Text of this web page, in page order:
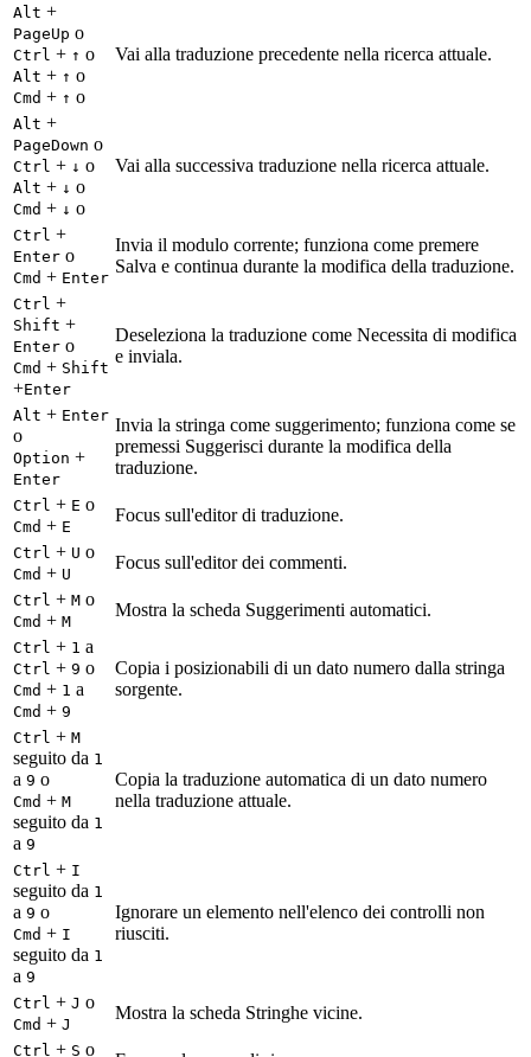
Alt +
PageUp o
Ctrl + ↑ o
Alt + ↑ o
Cmd + ↑ o
Vai alla traduzione precedente nella ricerca attuale.
Alt +
PageDown o
Ctrl + ↓ o
Alt + ↓ o
Cmd + ↓ o
Vai alla successiva traduzione nella ricerca attuale.
Ctrl +
Enter o
Cmd + Enter
Invia il modulo corrente; funziona come premere
Salva e continua durante la modifica della traduzione.
Ctrl +
Shift +
Enter o
Cmd + Shift
+Enter
Deseleziona la traduzione come Necessita di modifica
e inviala.
Alt + Enter
o
Option +
Enter
Invia la stringa come suggerimento; funziona come se
premessi Suggerisci durante la modifica della
traduzione.
Ctrl + E o
Cmd + E
Focus sull'editor di traduzione.
Ctrl + U o
Cmd + U
Focus sull'editor dei commenti.
Ctrl + M o
Cmd + M
Mostra la scheda Suggerimenti automatici.
Ctrl + 1 a
Ctrl + 9 o
Cmd + 1 a
Cmd + 9
Copia i posizionabili di un dato numero dalla stringa
sorgente.
Ctrl + M
seguito da 1
a 9 o
Cmd + M
seguito da 1
a 9
Copia la traduzione automatica di un dato numero
nella traduzione attuale.
Ctrl + I
seguito da 1
a 9 o
Cmd + I
seguito da 1
a 9
Ignorare un elemento nell'elenco dei controlli non
riusciti.
Ctrl + J o
Cmd + J
Mostra la scheda Stringhe vicine.
Ctrl + S o